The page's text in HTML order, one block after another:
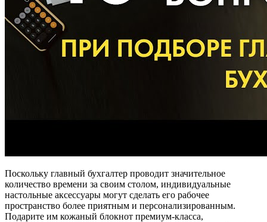
Поскольку главный бухгалтер проводит значительное
количество времени за своим столом, индивидуальные
настольные аксессуары могут сделать его рабочее
пространство более приятным и персонализированным.
Подарите им кожаный блокнот премиум-класса,